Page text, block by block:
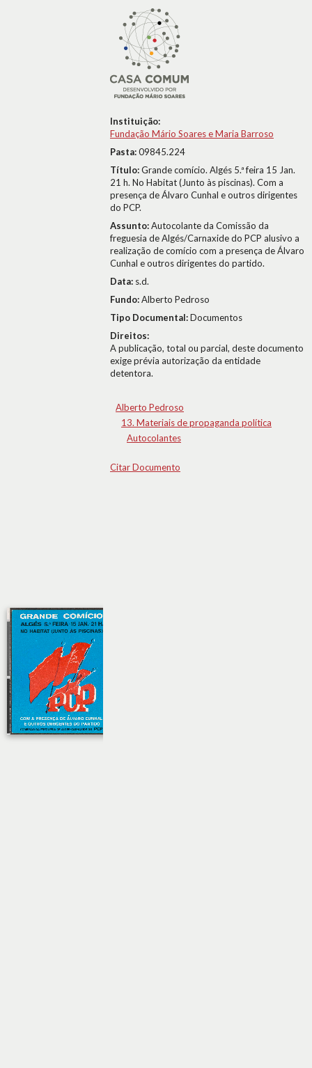
Instituição:
Fundação Mário Soares e Maria Barroso
Pasta:09845.224
Título:Grande comício. Algés 5.ª feira 15 Jan.
21 h. No Habitat (Junto às piscinas). Com a
presença de Álvaro Cunhal e outros dirigentes
do PCP.
Assunto:Autocolante da Comissão da
freguesia de Algés/Carnaxide do PCP alusivo a
realização de comício com a presença de Álvaro
Cunhal e outros dirigentes do partido.
Data: s.d.
Fundo:Alberto Pedroso
Tipo Documental:Documentos
Direitos:
A publicação, total ou parcial, deste documento
exige prévia autorização da entidade
detentora.
Alberto Pedroso
13. Materiais de propaganda política
Autocolantes
Citar Documento